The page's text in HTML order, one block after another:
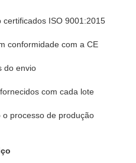
certificados ISO 9001:2015
conformidade com a CE
do envio
com cada lote
processo de produção